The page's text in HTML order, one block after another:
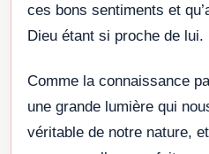
ces bons sentiments et
Dieu étant si proche de lui.
Comme la connaissance
une grande lumière qui
véritable de notre nature,